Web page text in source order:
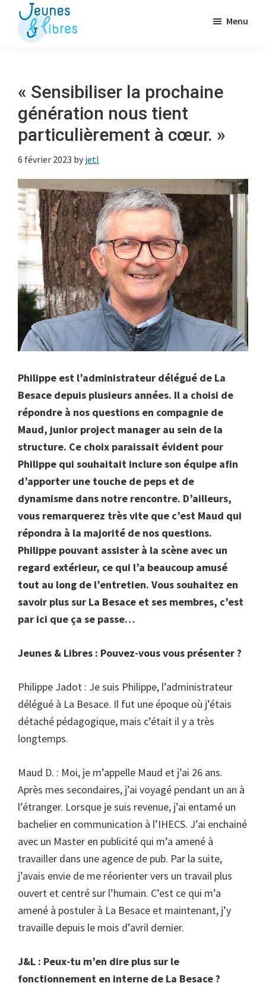
Passer
contenu
des
libérales
Menu
« Sensibiliser la prochaine
génération nous tient
particulièrement à cœur. »
6 février 2023 by jetl
Philippe est l’administrateur délégué de La
Besace depuis plusieurs années. Il a choisi de
répondre à nos questions en compagnie de
Maud, junior project manager au sein de la
structure. Ce choix paraissait évident pour
Philippe qui souhaitait inclure son équipe afin
d’apporter une touche de peps et de
dynamisme dans notre rencontre. D’ailleurs,
vous remarquerez très vite que c’est Maud qui
répondra à la majorité de nos questions.
Philippe pouvant assister à la scène avec un
regard extérieur, ce qui l’a beaucoup amusé
tout au long de l’entretien. Vous souhaitez en
savoir plus sur La Besace et ses membres, c’est
par ici que ça se passe…
Jeunes & Libres : Pouvez-vous vous présenter ?
Philippe Jadot : Je suis Philippe, l’administrateur
délégué à La Besace. Il fut une époque où j’étais
détaché pédagogique, mais c’était il y a très
longtemps.
Maud D. : Moi, je m’appelle Maud et j’ai 26 ans.
Après mes secondaires, j’ai voyagé pendant un an à
l’étranger. Lorsque je suis revenue, j’ai entamé un
bachelier en communication à l’IHECS. J’ai enchainé
avec un Master en publicité qui m’a amené à
travailler dans une agence de pub. Par la suite,
j’avais envie de me réorienter vers un travail plus
ouvert et centré sur l’humain. C’est ce qui m’a
amené à postuler à La Besace et maintenant, j’y
travaille depuis le mois d’avril dernier.
J&L : Peux-tu m’en dire plus sur le
fonctionnement en interne de La Besace ?